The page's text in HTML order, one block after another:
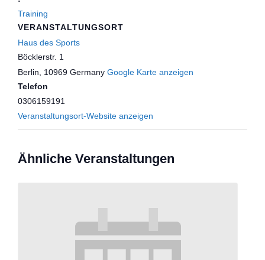
Training
VERANSTALTUNGSORT
Haus des Sports
Böcklerstr. 1
Berlin
10969 Germany Google Karte anzeigen
Telefon
0306159191
Veranstaltungsort-Website anzeigen
Ähnliche Veranstaltungen